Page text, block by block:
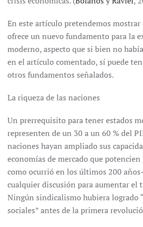
En este artículo pretendemos
ofrece un nuevo fundamento para la
moderno, aspecto que si bien no
en el artículo comentado, sí puede
otros fundamentos señalados.
La riqueza de las naciones
Un prerrequisito para tener estados
representen de un 30 a un 60 % del
naciones hayan ampliado sus
economías de mercado que
como ocurrió en los últimos 200
cualquier discusión para aumentar el
Ningún sindicalismo hubiera logrado
sociales” antes de la primera